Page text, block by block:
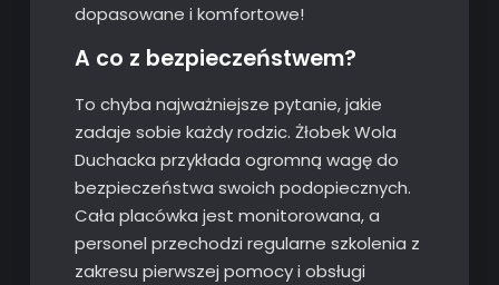
dopasowane i komfortowe!
A co z bezpieczeństwem?
To chyba najważniejsze pytanie, jakie
zadaje sobie każdy rodzic. Żłobek Wola
Duchacka przykłada ogromną wagę do
bezpieczeństwa swoich podopiecznych.
Cała placówka jest monitorowana, a
personel przechodzi regularne szkolenia z
zakresu pierwszej pomocy i obsługi